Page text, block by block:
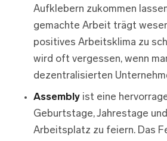
Aufklebern zukommen
gemachte Arbeit trägt
positives Arbeitsklima zu
wird oft vergessen, wenn
dezentralisierten
Assembly ist eine
Geburtstage, Jahrestage
Arbeitsplatz zu feiern. Das